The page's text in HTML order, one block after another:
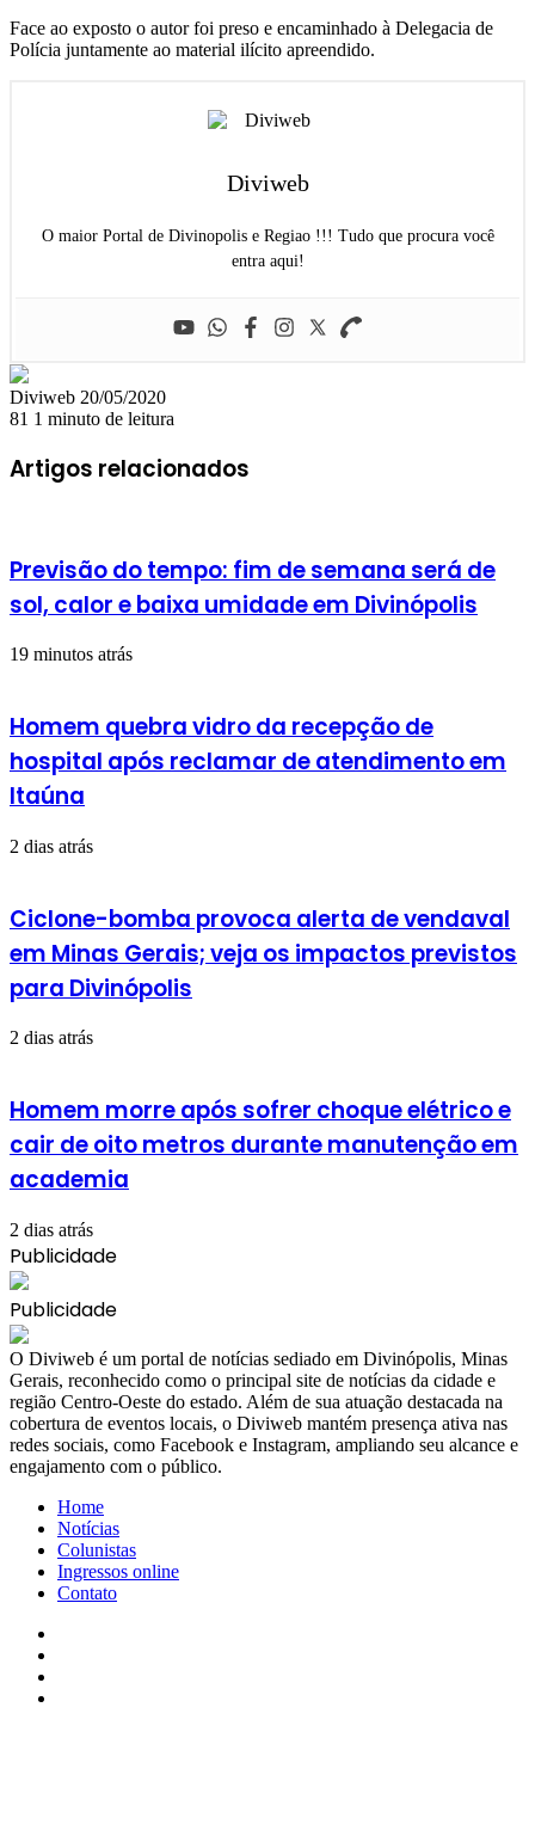
Face ao exposto o autor foi preso e encaminhado à Delegacia de
Polícia juntamente ao material ilícito apreendido.
Diviweb
O maior Portal de Divinopolis e Regiao !!! Tudo que procura você
entra aqui!
Diviweb Mande
um
mail
20/05/2020
81 1 minuto de leitura
Artigos relacionados
Previsão do tempo: fim de semana será de
sol, calor e baixa umidade em Divinópolis
19 minutos atrás
Homem quebra vidro da recepção de
hospital após reclamar de atendimento em
Itaúna
2 dias atrás
Ciclone-bomba provoca alerta de vendaval
em Minas Gerais; veja os impactos previstos
para Divinópolis
2 dias atrás
Homem morre após sofrer choque elétrico e
cair de oito metros durante manutenção em
academia
2 dias atrás
Publicidade
Publicidade
​O Diviweb é um portal de notícias sediado em Divinópolis, Minas
Gerais, reconhecido como o principal site de notícias da cidade e
região Centro-Oeste do estado. Além de sua atuação destacada na
cobertura de eventos locais, o Diviweb mantém presença ativa nas
redes sociais, como Facebook e Instagram, ampliando seu alcance e
engajamento com o público.
Home
Notícias
Colunistas
Ingressos online
Contato